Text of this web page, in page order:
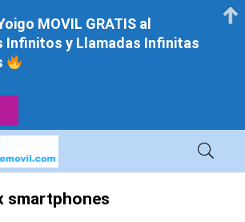
smartphones
MOVIL GRATIS al
Infinitos y Llamadas Infinitas